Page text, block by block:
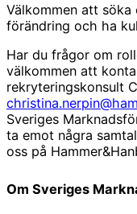
Välkommen att
förändring och ha
Har du frågor om
välkommen att
rekryteringskonsult
Sveriges
ta emot några
oss på
Om Sveriges